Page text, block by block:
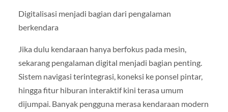
Digitalisasi menjadi bagian dari pengalaman
berkendara
Jika dulu kendaraan hanya berfokus pada mesin,
sekarang pengalaman digital menjadi bagian penting.
Sistem navigasi terintegrasi, koneksi ke ponsel pintar,
hingga fitur hiburan interaktif kini terasa umum
dijumpai. Banyak pengguna merasa kendaraan modern